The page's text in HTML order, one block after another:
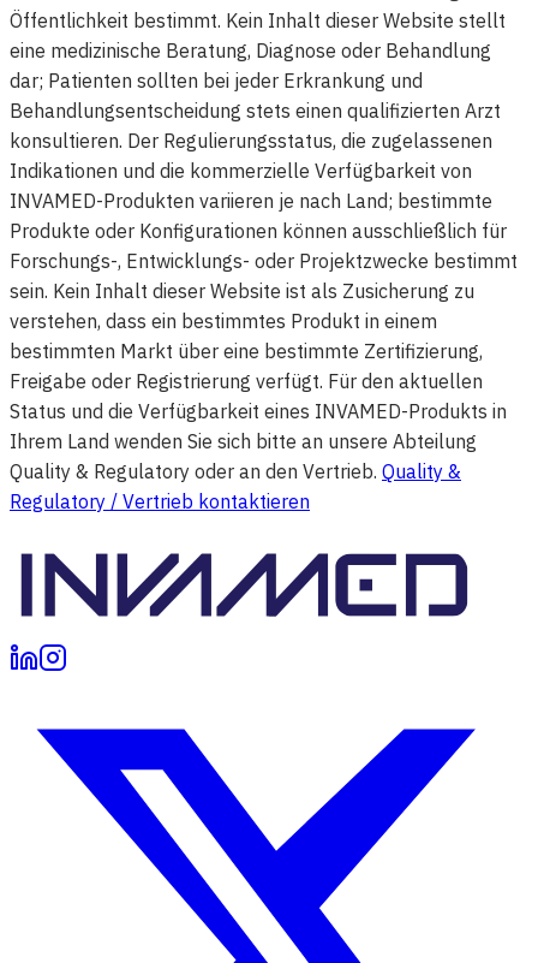
Öffentlichkeit bestimmt. Kein Inhalt dieser Website stellt
eine medizinische Beratung, Diagnose oder Behandlung
dar; Patienten sollten bei jeder Erkrankung und
Behandlungsentscheidung stets einen qualifizierten Arzt
konsultieren. Der Regulierungsstatus, die zugelassenen
Indikationen und die kommerzielle Verfügbarkeit von
INVAMED-Produkten variieren je nach Land; bestimmte
Produkte oder Konfigurationen können ausschließlich für
Forschungs-, Entwicklungs- oder Projektzwecke bestimmt
sein. Kein Inhalt dieser Website ist als Zusicherung zu
verstehen, dass ein bestimmtes Produkt in einem
bestimmten Markt über eine bestimmte Zertifizierung,
Freigabe oder Registrierung verfügt. Für den aktuellen
Status und die Verfügbarkeit eines INVAMED-Produkts in
Ihrem Land wenden Sie sich bitte an unsere Abteilung
Quality & Regulatory oder an den Vertrieb. Quality &
Regulatory / Vertrieb kontaktieren